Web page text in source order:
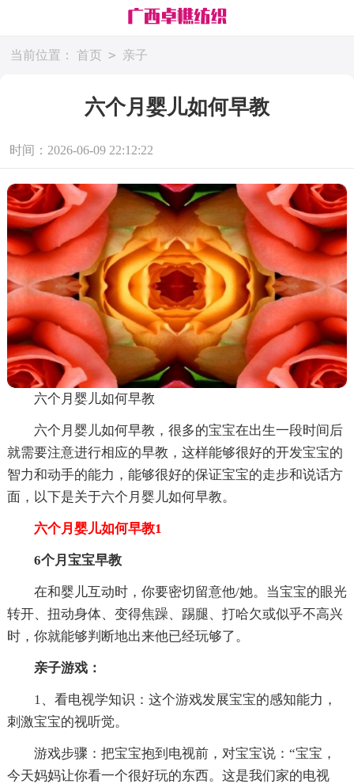
当前位置： 首页 > 亲子
六个月婴儿如何早教
时间：2026-06-09 22:12:22
六个月婴儿如何早教
六个月婴儿如何早教，很多的宝宝在出生一段时间后
就需要注意进行相应的早教，这样能够很好的开发宝宝的
智力和动手的能力，能够很好的保证宝宝的走步和说话方
面，以下是关于六个月婴儿如何早教。
六个月婴儿如何早教1
6个月宝宝早教
在和婴儿互动时，你要密切留意他/她。当宝宝的眼光
转开、扭动身体、变得焦躁、踢腿、打哈欠或似乎不高兴
时，你就能够判断地出来他已经玩够了。
亲子游戏：
1、看电视学知识：这个游戏发展宝宝的感知能力，
刺激宝宝的视听觉。
游戏步骤：把宝宝抱到电视前，对宝宝说：“宝宝，
今天妈妈让你看一个很好玩的东西。这是我们家的电视